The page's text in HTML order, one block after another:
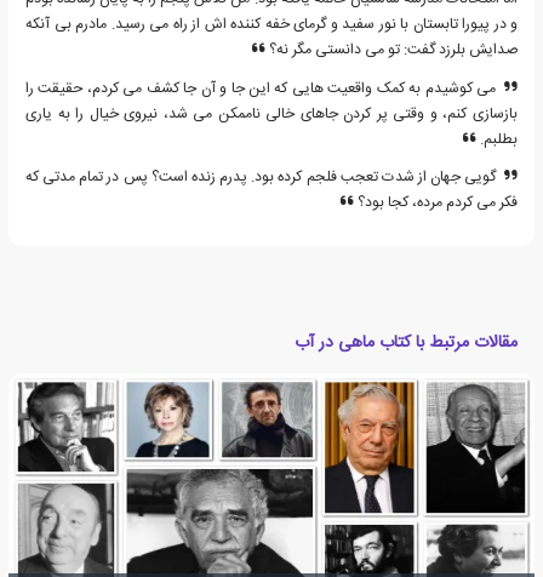
و در پیورا تابستان با نور سفید و گرمای خفه کننده اش از راه می رسید. مادرم بی آنکه
صدایش بلرزد گفت: تو می دانستی مگر نه؟
می کوشیدم به کمک واقعیت هایی که این جا و آن جا کشف می کردم، حقیقت را
بازسازی کنم، و وقتی پر کردن جاهای خالی ناممکن می شد، نیروی خیال را به یاری
بطلبم.
گویی جهان از شدت تعجب فلجم کرده بود. پدرم زنده است؟ پس در تمام مدتی که
فکر می کردم مرده، کجا بود؟
مقالات مرتبط با کتاب ماهی در آب